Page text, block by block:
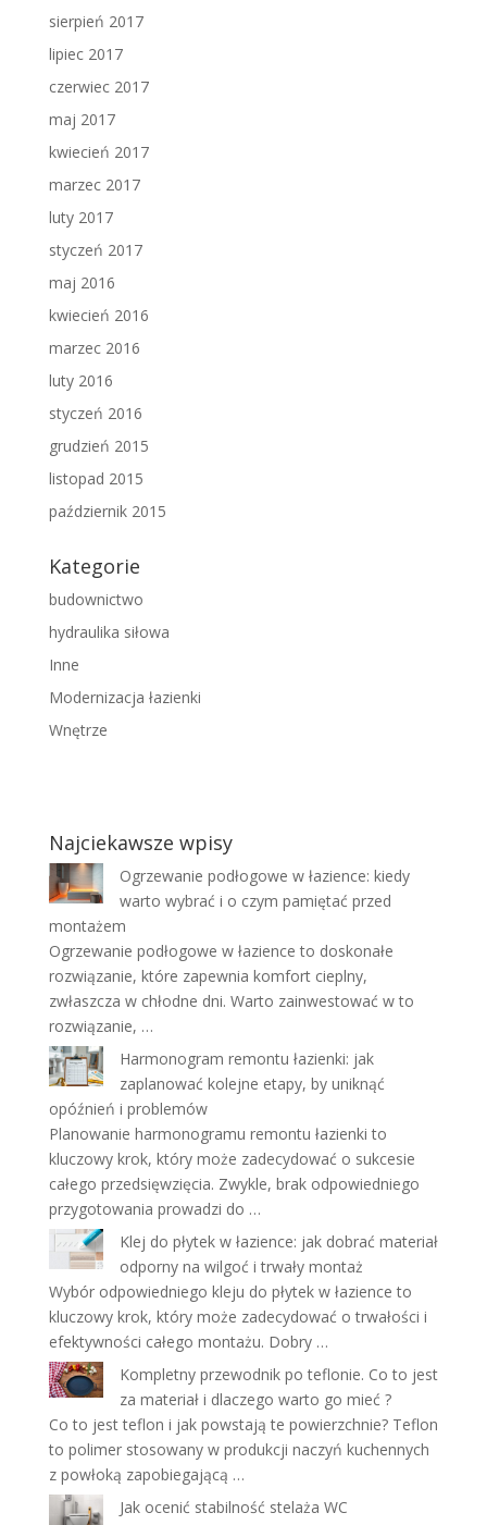
sierpień 2017
lipiec 2017
czerwiec 2017
maj 2017
kwiecień 2017
marzec 2017
luty 2017
styczeń 2017
maj 2016
kwiecień 2016
marzec 2016
luty 2016
styczeń 2016
grudzień 2015
listopad 2015
październik 2015
Kategorie
budownictwo
hydraulika siłowa
Inne
Modernizacja łazienki
Wnętrze
Najciekawsze wpisy
Ogrzewanie podłogowe w łazience: kiedy
warto wybrać i o czym pamiętać przed
montażem
Ogrzewanie podłogowe w łazience to doskonałe
rozwiązanie, które zapewnia komfort cieplny,
zwłaszcza w chłodne dni. Warto zainwestować w to
rozwiązanie, …
Harmonogram remontu łazienki: jak
zaplanować kolejne etapy, by uniknąć
opóźnień i problemów
Planowanie harmonogramu remontu łazienki to
kluczowy krok, który może zadecydować o sukcesie
całego przedsięwzięcia. Zwykle, brak odpowiedniego
przygotowania prowadzi do …
Klej do płytek w łazience: jak dobrać materiał
odporny na wilgoć i trwały montaż
Wybór odpowiedniego kleju do płytek w łazience to
kluczowy krok, który może zadecydować o trwałości i
efektywności całego montażu. Dobry …
Kompletny przewodnik po teflonie. Co to jest
za materiał i dlaczego warto go mieć ?
Co to jest teflon i jak powstają te powierzchnie? Teflon
to polimer stosowany w produkcji naczyń kuchennych
z powłoką zapobiegającą …
Jak ocenić stabilność stelaża WC